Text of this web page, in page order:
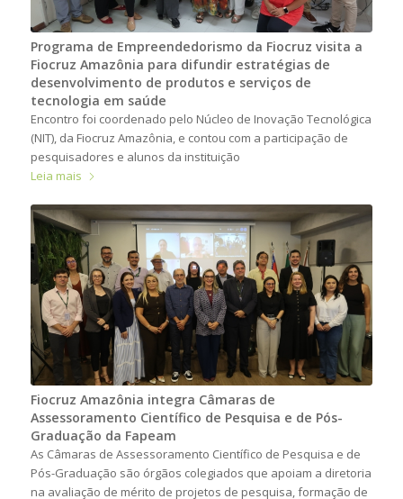
Programa de Empreendedorismo da Fiocruz visita a
Fiocruz Amazônia para difundir estratégias de
desenvolvimento de produtos e serviços de
tecnologia em saúde
Encontro foi coordenado pelo Núcleo de Inovação Tecnológica
(NIT), da Fiocruz Amazônia, e contou com a participação de
pesquisadores e alunos da instituição
Leia mais
Fiocruz Amazônia integra Câmaras de
Assessoramento Científico de Pesquisa e de Pós-
Graduação da Fapeam
As Câmaras de Assessoramento Científico de Pesquisa e de
Pós-Graduação são órgãos colegiados que apoiam a diretoria
na avaliação de mérito de projetos de pesquisa, formação de